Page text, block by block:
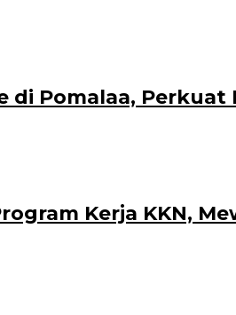
di Pomalaa,
Kerja KKN,